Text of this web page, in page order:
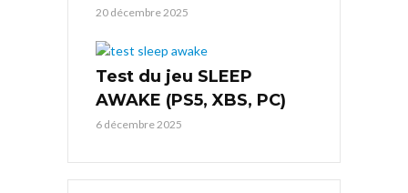
20 décembre 2025
Test du jeu SLEEP
AWAKE (PS5, XBS, PC)
6 décembre 2025